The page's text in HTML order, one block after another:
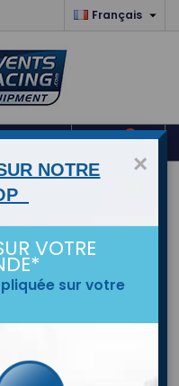
Français 
 shopping_cart
×
NOTRE
VOTRE
sur votre